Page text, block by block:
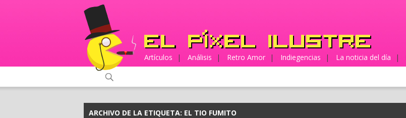
Artículos | Análisis | Retro Amor | Indiegencias | La noticia del día |
ARCHIVO DE LA ETIQUETA: EL TIO FUMITO